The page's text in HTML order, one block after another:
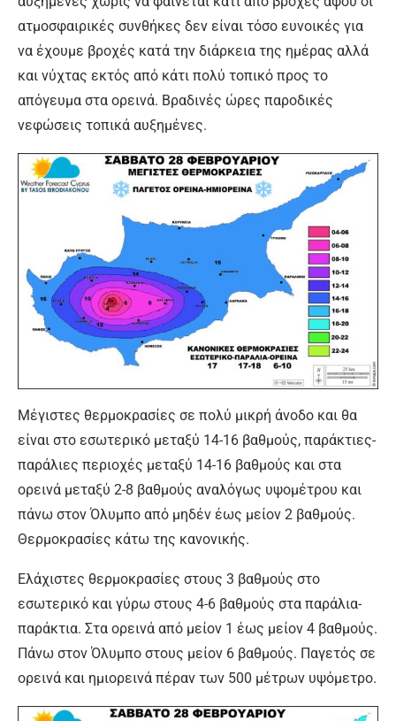
ατμοσφαιρικές συνθήκες δεν είναι τόσο ευνοικές για
να έχουμε βροχές κατά την διάρκεια της ημέρας αλλά
και νύχτας εκτός από κάτι πολύ τοπικό προς το
απόγευμα στα ορεινά. Βραδινές ώρες παροδικές
νεφώσεις τοπικά αυξημένες.
Μέγιστες θερμοκρασίες σε πολύ μικρή άνοδο και θα
είναι στο εσωτερικό μεταξύ 14-16 βαθμούς, παράκτιες-
παράλιες περιοχές μεταξύ 14-16 βαθμούς και στα
ορεινά μεταξύ 2-8 βαθμούς αναλόγως υψομέτρου και
πάνω στον Όλυμπο από μηδέν έως μείον 2 βαθμούς.
Θερμοκρασίες κάτω της κανονικής.
Ελάχιστες θερμοκρασίες στους 3 βαθμούς στο
εσωτερικό και γύρω στους 4-6 βαθμούς στα παράλια-
παράκτια. Στα ορεινά από μείον 1 έως μείον 4 βαθμούς.
Πάνω στον Όλυμπο στους μείον 6 βαθμούς. Παγετός σε
ορεινά και ημιορεινά πέραν των 500 μέτρων υψόμετρο.